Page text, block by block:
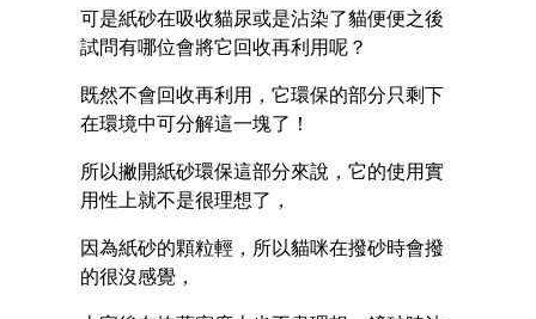
可是紙砂在吸收貓尿或是沾染了貓便便之後
試問有哪位會將它回收再利用呢？
既然不會回收再利用，它環保的部分只剩下
在環境中可分解這一塊了！
所以撇開紙砂環保這部分來說，它的使用實
用性上就不是很理想了，
因為紙砂的顆粒輕，所以貓咪在撥砂時會撥
的很沒感覺，